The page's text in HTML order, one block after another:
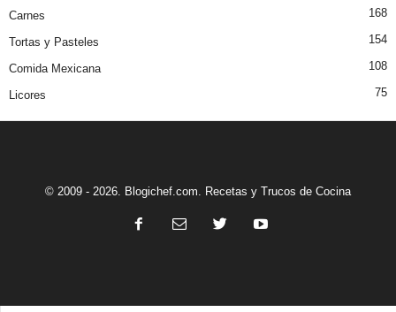
Carnes 168
Tortas y Pasteles 154
Comida Mexicana 108
Licores 75
© 2009 - 2026. Blogichef.com. Recetas y Trucos de Cocina